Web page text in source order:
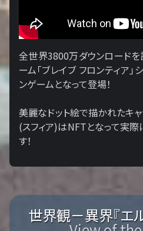
全世界3800万ダウンロードを
ーム「ブレイブ フロンティア」
ンゲームとなって登場！
美麗なドット絵で描かれたキ
(スフィア)はNFTとなって実際
す！
世界観－異界『エ